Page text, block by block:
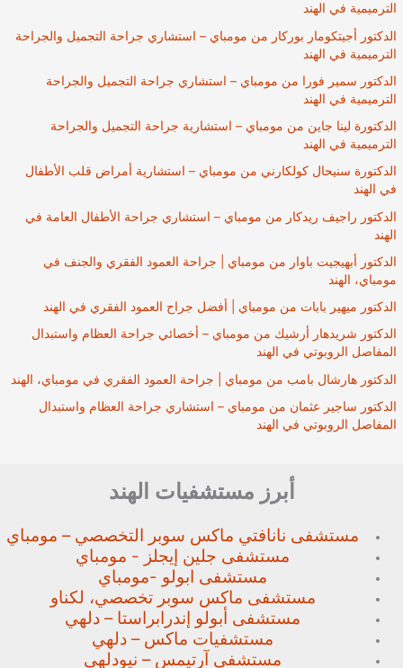
الترميمية في الهند
الدكتور أجيتكومار بوركار من مومباي – استشاري جراحة التجميل والجراحة
الترميمية في الهند
الدكتور سمير فورا من مومباي – استشاري جراحة التجميل والجراحة
الترميمية في الهند
الدكتورة لينا جاين من مومباي – استشارية جراحة التجميل والجراحة
الترميمية في الهند
الدكتورة سنيحال كولكارني من مومباي – استشارية أمراض قلب الأطفال
في الهند
الدكتور راجيف ريدكار من مومباي – استشاري جراحة الأطفال العامة في
الهند
الدكتور أبهيجيت باوار من مومباي | جراحة العمود الفقري والجنف في
مومباي، الهند
الدكتور ميهير بابات من مومباي | أفضل جراح العمود الفقري في الهند
الدكتور شريدهار أرشيك من مومباي – أخصائي جراحة العظام واستبدال
المفاصل الروبوتي في الهند
الدكتور هارشال بامب من مومباي | جراحة العمود الفقري في مومباي، الهند
الدكتور ساجير عثمان من مومباي – استشاري جراحة العظام واستبدال
المفاصل الروبوتي في الهند
أبرز مستشفيات الهند
مستشفى نانافتي ماكس سوبر التخصصي – مومباي
مستشفى جلين إيجلز - مومباي
مستشفى ابولو -مومباي
مستشفى ماكس سوبر تخصصي، لكناو
مستشفى أبولو إندرابراستا – دلهي
مستشفيات ماكس – دلهي
مستشفى آرتيمس – نيودلهي